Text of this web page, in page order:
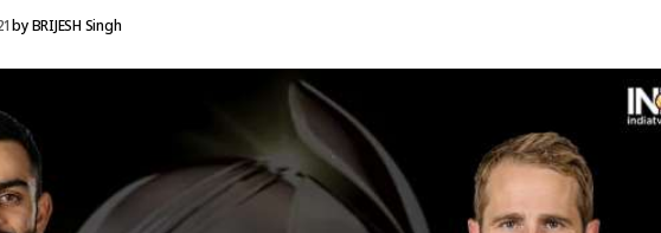
by BRIJESH Singh